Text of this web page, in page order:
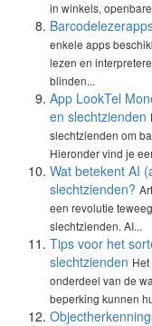
in winkels,
enkele apps
lezen en
blinden...
App LookTel
en slechtzienden
slechtzienden om
Hieronder vind je
Wat betekent AI
slechtzienden?
een revolutie
slechtzienden. AI...
Tips voor het
slechtzienden
onderdeel van de
beperking kunnen